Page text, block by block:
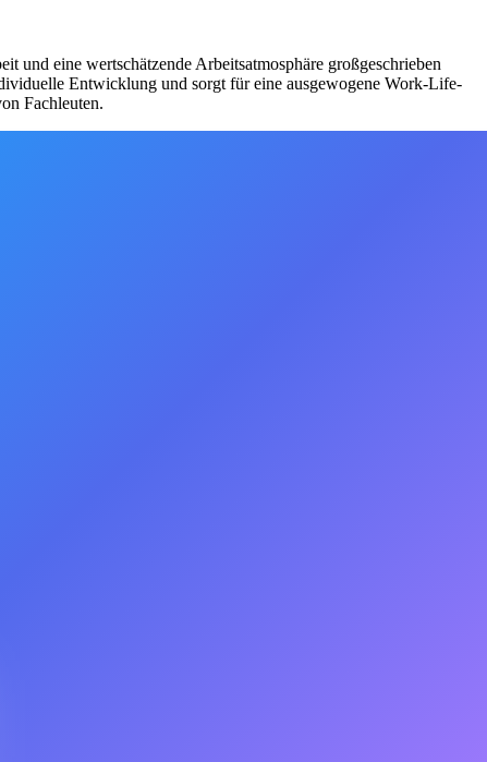
und eine wertschätzende Arbeitsatmosphäre großgeschrieben
Entwicklung und sorgt für eine ausgewogene Work-Life-
Fachleuten.